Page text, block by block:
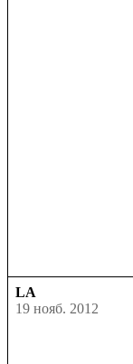
LA
19 нояб. 2012